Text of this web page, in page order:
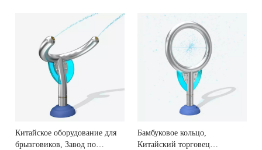
Китайское оборудование для
брызговиков, Завод по
Бамбуковое кольцо,
Китайский торговец